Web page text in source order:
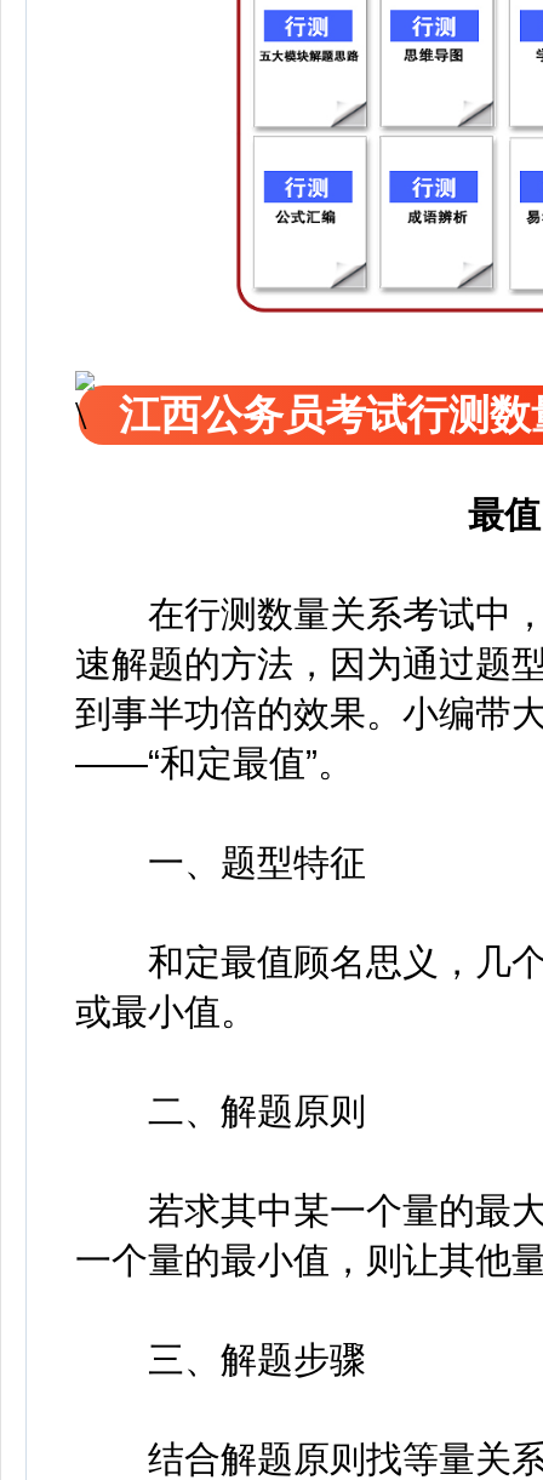
江西公务员考试行测
最值
在行测数量关系考试中，
速解题的方法，因为通过题
到事半功倍的效果。小编带
——“和定最值”。
一、题型特征
和定最值顾名思义，几个
或最小值。
二、解题原则
若求其中某一个量的最大
一个量的最小值，则让其他
三、解题步骤
结合解题原则找等量关系